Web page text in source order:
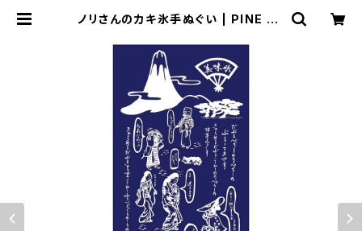
ノリさんのカキ氷手ぬぐい | PINE BE